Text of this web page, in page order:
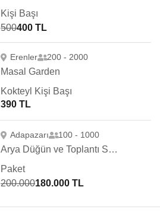
Kişi Başı
500400 TL
Erenler 200 - 2000
Masal Garden
Kokteyl Kişi Başı
390 TL
Adapazarı 100 - 1000
Arya Düğün ve Toplantı Salonu
Paket
200.000180.000 TL